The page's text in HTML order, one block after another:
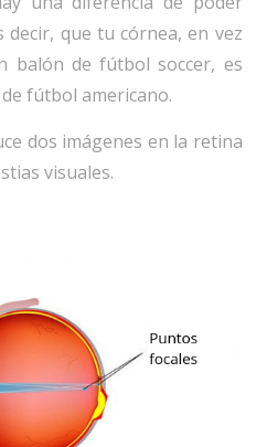
decir, que tu córnea, en vez
balón de fútbol soccer, es
fútbol americano.
dos imágenes en la retina
visuales.